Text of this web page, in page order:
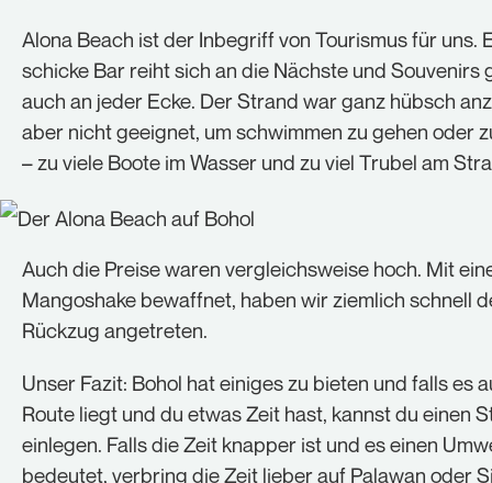
Alona Beach ist der Inbegriff von Tourismus für uns.
schicke Bar reiht sich an die Nächste und Souvenirs
auch an jeder Ecke. Der Strand war ganz hübsch
aber nicht geeignet, um schwimmen zu gehen oder
– zu viele Boote im Wasser und zu viel Trubel am
Auch die Preise waren vergleichsweise hoch. Mit
Mangoshake bewaffnet, haben wir ziemlich schnell
Rückzug angetreten.
Unser Fazit: Bohol hat einiges zu bieten und falls es
Route liegt und du etwas Zeit hast, kannst du einen
einlegen. Falls die Zeit knapper ist und es einen
bedeutet, verbring die Zeit lieber auf Palawan oder